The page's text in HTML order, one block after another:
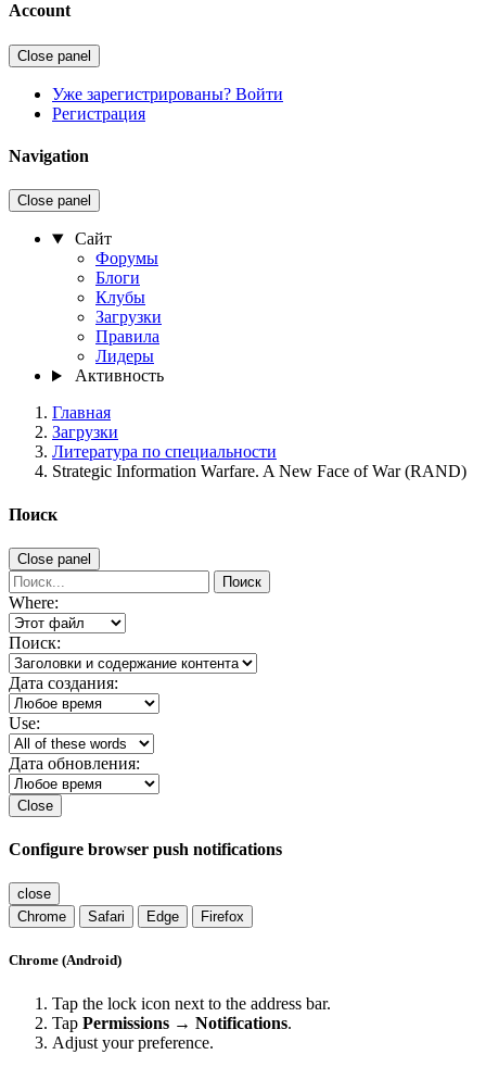
Account
Close panel
Уже зарегистрированы? Войти
Регистрация
Navigation
Close panel
Сайт
Форумы
Блоги
Клубы
Загрузки
Правила
Лидеры
Активность
Главная
Загрузки
Литература по специальности
Strategic Information Warfare. A New Face of War (RAND)
Поиск
Close panel
Поиск
Where:
Поиск:
Дата создания:
Use:
Дата обновления:
Close
Configure browser push notifications
close
Chrome
Safari Edge Firefox
Chrome (Android)
Tap the lock icon next to the address bar.
Tap Permissions → Notifications.
Adjust your preference.